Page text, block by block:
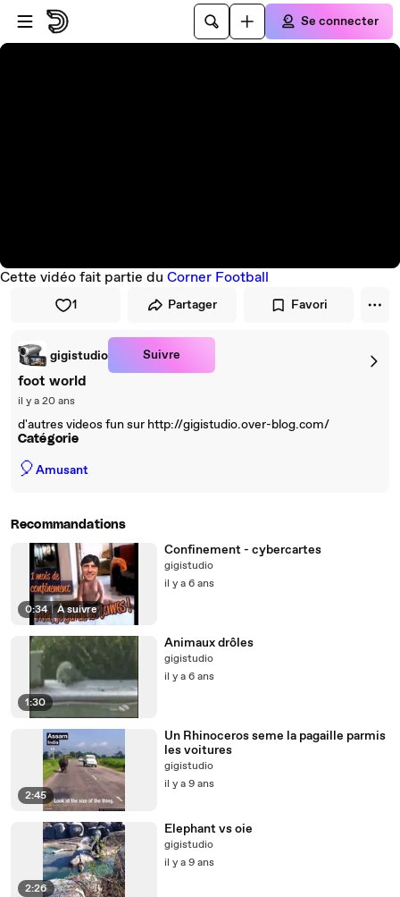
Passer au player
Passer au contenu principal
Se connecter
Cette vidéo fait partie du Corner Football
1 Partager Favori
gigistudio Suivre
foot world
il y a 20 ans
d'autres videos fun sur http://gigistudio.over-blog.com/
Catégorie
🎈Amusant
Recommandations
0:34 | À suivre
Confinement - cybercartes
gigistudio
il y a 6 ans
1:30
Animaux drôles
gigistudio
il y a 6 ans
2:45
Un Rhinoceros seme la pagaille parmis
les voitures
gigistudio
il y a 9 ans
2:26
Elephant vs oie
gigistudio
il y a 9 ans